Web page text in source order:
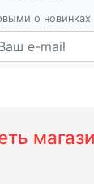
о новинках